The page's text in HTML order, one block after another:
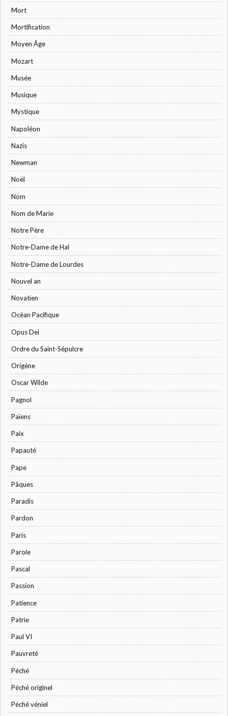
Mort
Mortification
Moyen Âge
Mozart
Musée
Musique
Mystique
Napoléon
Nazis
Newman
Noël
Nom
Nom de Marie
Notre Père
Notre-Dame de Hal
Notre-Dame de Lourdes
Nouvel an
Novatien
Océan Pacifique
Opus Dei
Ordre du Saint-Sépulcre
Origène
Oscar Wilde
Pagnol
Païens
Paix
Papauté
Pape
Pâques
Paradis
Pardon
Paris
Parole
Pascal
Passion
Patience
Patrie
Paul VI
Pauvreté
Péché
Péché originel
Péché véniel